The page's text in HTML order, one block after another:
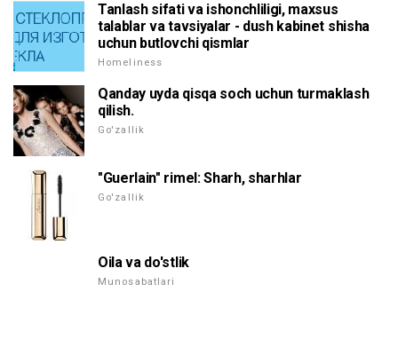
Tanlash sifati va ishonchliligi, maxsus
talablar va tavsiyalar - dush kabinet shisha
uchun butlovchi qismlar
Homeliness
Qanday uyda qisqa soch uchun turmaklash
qilish.
Go'zallik
"Guerlain" rimel: Sharh, sharhlar
Go'zallik
Oila va do'stlik
Munosabatlari